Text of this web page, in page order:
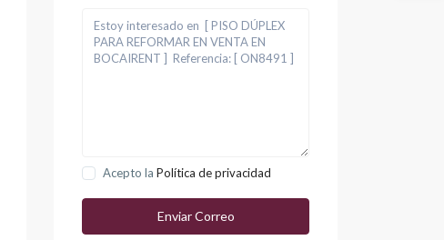
Acepto la Política de privacidad